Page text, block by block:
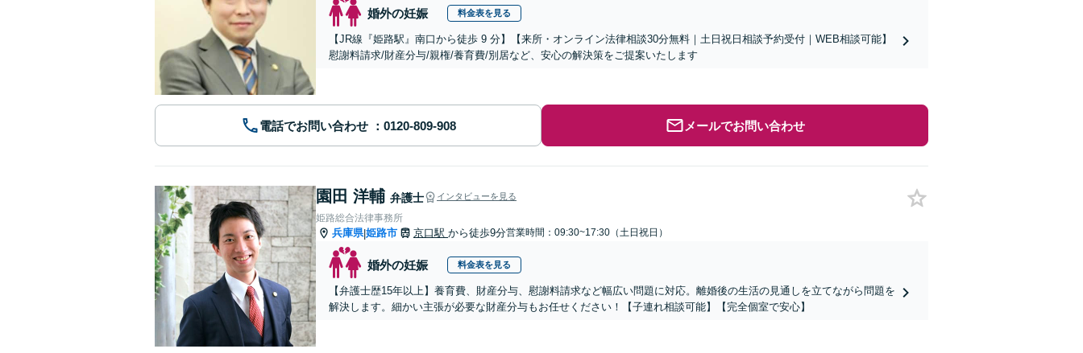
婚外の妊娠 料金表を見る
【JR線『姫路駅』南口から徒歩 9 分】【来所・オンライン法律相談30分無料｜土日祝日相談予約受付｜WEB相談可能】
慰謝料請求/財産分与/親権/養育費/別居など、安心の解決策をご提案いたします
電話でお問い合わせ メールでお問い合わせ
園田 洋輔 弁護士 インタビューを見る
姫路総合法律事務所
兵庫県|姫路市 京口駅 から徒歩9分営業時間：09:30~17:30（土日祝日）
婚外の妊娠 料金表を見る
【弁護士歴15年以上】養育費、財産分与、慰謝料請求など幅広い問題に対応。離婚後の生活の見通しを立てながら問題を
解決します。細かい主張が必要な財産分与もお任せください！【子連れ相談可能】【完全個室で安心】